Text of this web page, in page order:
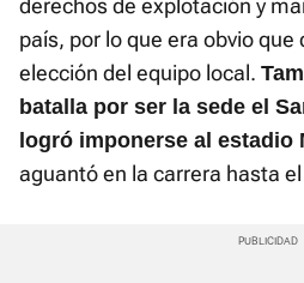
derechos de explotación y
país, por lo que era obvio que
elección del equipo local.
batalla por ser la sede el
logró imponerse al estadio
aguantó en la carrera hasta